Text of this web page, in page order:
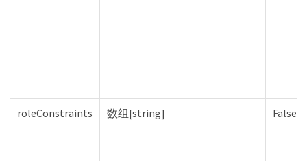
roleConstraints 数组[string] False